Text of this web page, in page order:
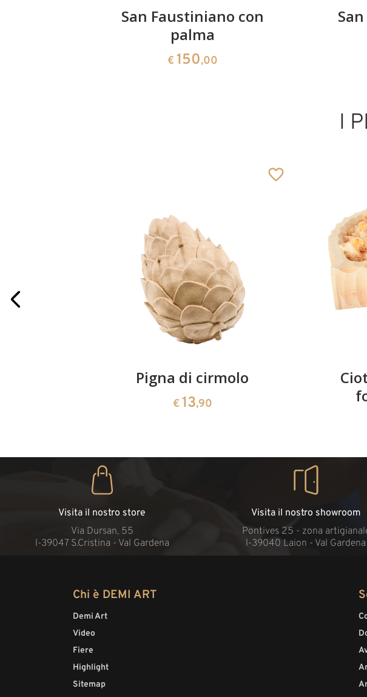
San Faustiniano con
palma
€ 150,00
I
Pigna di cirmolo
€ 13,90
Visita il nostro store
Via Dursan, 55
l-39047 S.Cristina - Val Gardena
Visita il nostro showroom
Pontives 25 - zona
l-39040 Laion - Val Gardena
Chi è DEMI ART
Demi Art
Video
Fiere
Highlight
Sitemap